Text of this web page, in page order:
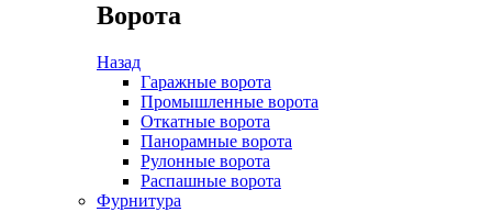
Ворота
Назад
Гаражные ворота
Промышленные ворота
Откатные ворота
Панорамные ворота
Рулонные ворота
Распашные ворота
Фурнитура